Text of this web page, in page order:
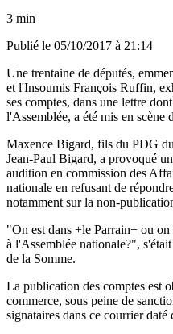
3 min
Publié le 05/10/2017 à 21:14
Une trentaine de députés,
et l'Insoumis François Ruffin,
ses comptes, dans une lettre
l'Assemblée, a été mis en scène
Maxence Bigard, fils du PDG
Jean-Paul Bigard, a provoqué
audition en commission des
nationale en refusant de
notamment sur la non-
"On est dans +le Parrain+ ou
à l'Assemblée nationale?",
de la Somme.
La publication des comptes est
commerce, sous peine de
signataires dans ce courrier daté